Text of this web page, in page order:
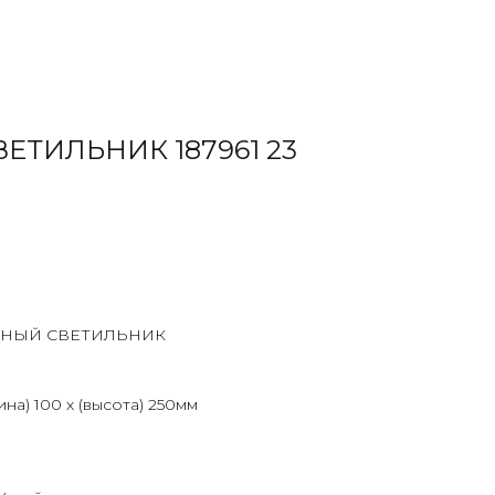
187961 23
СВЕТИЛЬНИК
100 х (высота) 250мм